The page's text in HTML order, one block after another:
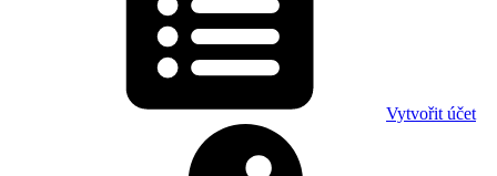
Vytvořit účet